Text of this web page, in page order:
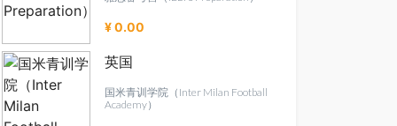
¥ 0.00
英国
国米青训学院（Inter Milan Football
Academy）